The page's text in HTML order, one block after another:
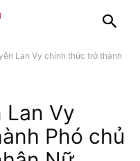
Lan Vy chính thức trở thành
Lan Vy
Phó chủ